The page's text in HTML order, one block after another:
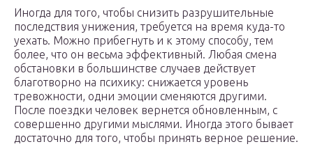
Иногда для того, чтобы снизить разрушительные
последствия унижения, требуется на время куда-то
уехать. Можно прибегнуть и к этому способу, тем
более, что он весьма эффективный. Любая смена
обстановки в большинстве случаев действует
благотворно на психику: снижается уровень
тревожности, одни эмоции сменяются другими.
После поездки человек вернется обновленным, с
совершенно другими мыслями. Иногда этого бывает
достаточно для того, чтобы принять верное решение.